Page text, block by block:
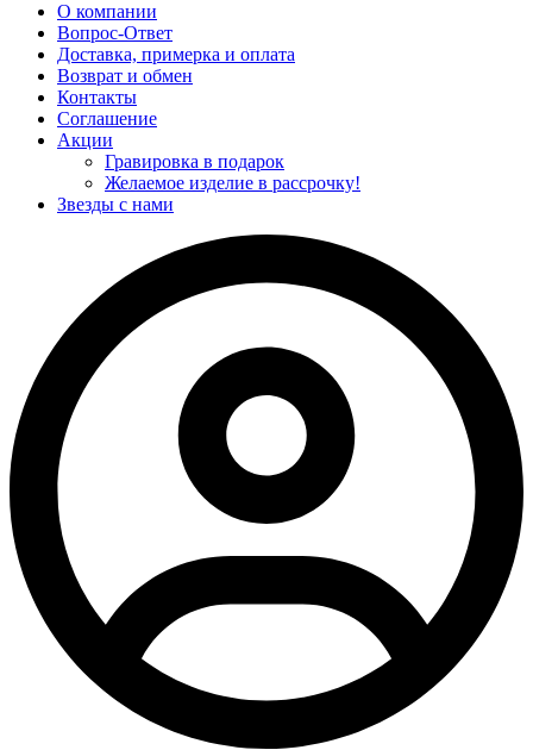
О компании
Вопрос-Ответ
Доставка, примерка и оплата
Возврат и обмен
Контакты
Соглашение
Акции
Гравировка в подарок
Желаемое изделие в рассрочку!
Звезды с нами